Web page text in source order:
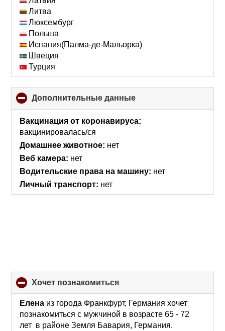
Литва
Люксембург
Польша
Испания(Палма-де-Мальорка)
Швеция
Турция
Дополнительные данные
to
collapse
Вакцинация от коронавируса:
вакцинировалась/ся
Домашнее животное: нет
Веб камера: нет
Водительские права на машину: нет
Личный транспорт: нет
хочет познакомиться
to
collapse
contents
Елена из города Франкфурт, Германия хочет
познакомиться с мужчиной в возрасте 65 - 72
лет в районе Земля Бавария, Германия.